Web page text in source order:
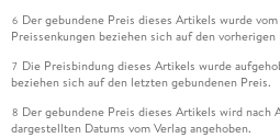
6 Der gebundene Preis dieses Artikels wurde
Preissenkungen beziehen sich auf den vorherigen
7 Die Preisbindung dieses Artikels wurde
beziehen sich auf den letzten gebundenen Preis.
8 Der gebundene Preis dieses Artikels wird nach
dargestellten Datums vom Verlag angehoben.